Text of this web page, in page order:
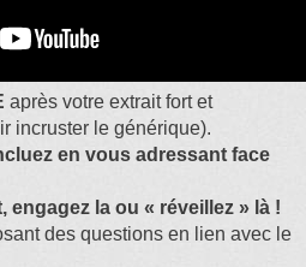
après votre extrait fort et
incruster le générique).
en vous adressant face
engagez la ou « réveillez » là !
des questions en lien avec le